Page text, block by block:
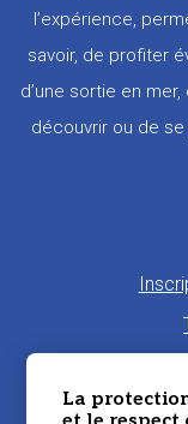
l’expérience,
savoir, de profiter
d’une sortie en
découvrir ou de
La